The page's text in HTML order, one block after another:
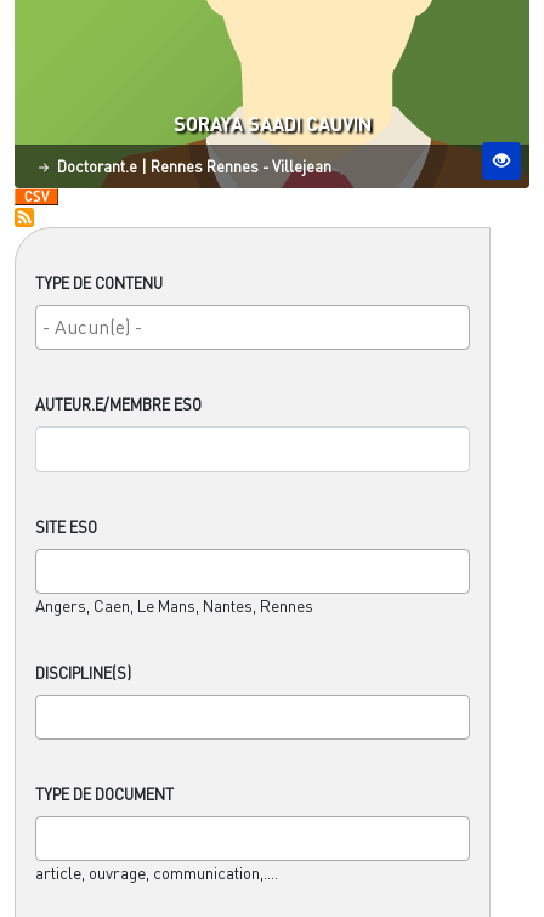
TYPE DE CONTENU
AUTEUR.E/MEMBRE ESO
SITE ESO
Angers, Caen, Le Mans, Nantes, Rennes
DISCIPLINE(S)
TYPE DE DOCUMENT
article, ouvrage, communication,....
SORAYA SAADI CAUVIN
Statut
Doctorant.e | Site ESO
Rennes Rennes - Villejean